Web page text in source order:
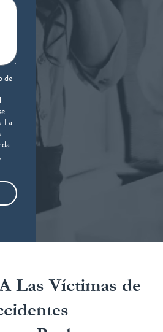
de
La
Las Víctimas de